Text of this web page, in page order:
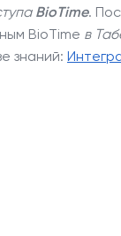
BioTime.
BioTime в
знаний: